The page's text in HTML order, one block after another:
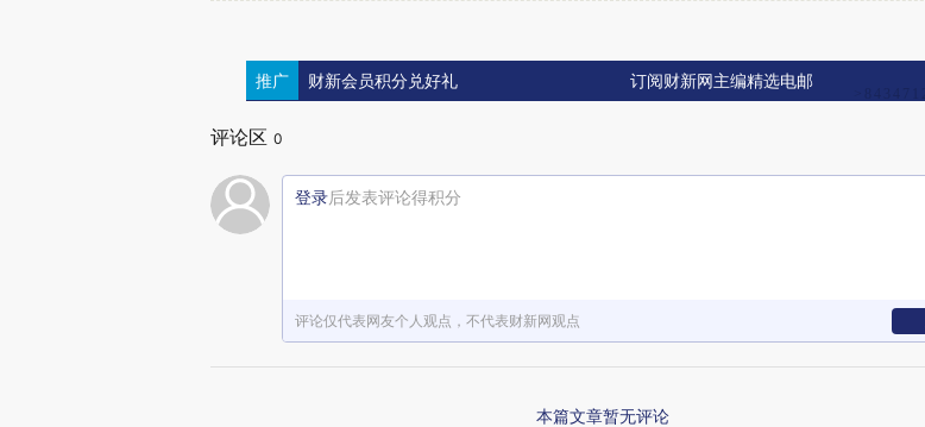
推广 财新会员积分兑好礼 订阅财新网主编精选电邮
评论区 0
登录后发表评论得积分
评论仅代表网友个人观点，不代表财新网观点
本篇文章暂无评论